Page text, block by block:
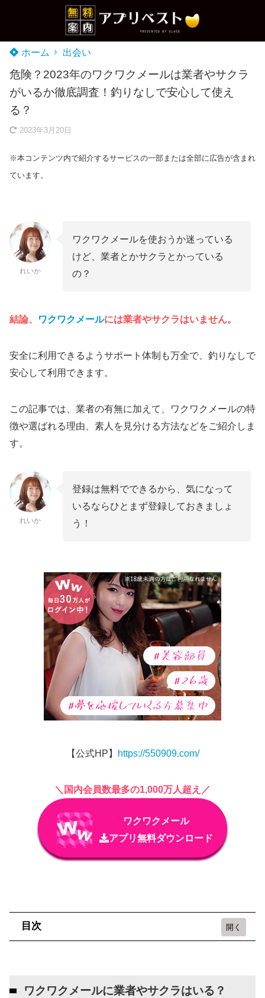
ホーム 出会い
危険？2023年のワクワクメールは業者やサクラ
がいるか徹底調査！釣りなしで安心して使え
る？
2023年3月20日
※本コンテンツ内で紹介するサービスの一部または全部に広告が含まれ
ています。
れいか
ワクワクメールを使おうか迷っている
けど、業者とかサクラとかっている
の？
結論、 ワクワクメールには業者やサクラはいません。
安全に利用できるようサポート体制も万全で、釣りなしで
安心して利用できます。
この記事では、業者の有無に加えて、ワクワクメールの特
徴や選ばれる理由、素人を見分ける方法などをご紹介しま
す。
れいか
登録は無料でできるから、気になって
いるならひとまず登録しておきましょ
う！
【公式HP】 https://550909.com/
＼国内会員数最多の1,000万人超え／
ワクワクメール
アプリ無料ダウンロード
目次
ワクワクメールに業者やサクラはいる？